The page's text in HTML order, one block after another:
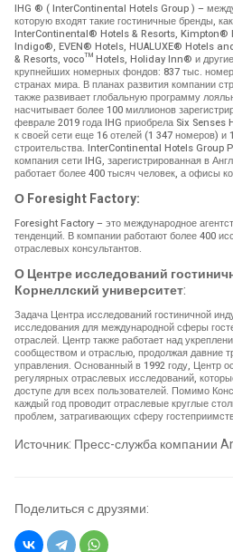
IHG ® ( InterContinental Hotels Group ) –
которую входят такие гостиничные бренды,
InterContinental® Hotels & Resorts, Kimpton®
Indigo®, EVEN® Hotels, HUALUXE® Hotels
& Resorts, voco™ Hotels, Holiday Inn® и
крупнейших номерных фондов: 837 тыс.
странах мира. В планах развития компании
также развивает глобальную программу
насчитывает более 100 миллионов
феврале 2019 года IHG приобрела Six Senses
к своей сети еще 16 отелей (1 347 номеров) и
строительства. InterContinental Hotels Group
компания сети IHG, зарегистрированная в
работает более 400 тысяч человек, а офисы
О Foresight Factory:
Foresight Factory – это международное
тенденций. В компании работают более 400
отраслевых консультантов.
О Центре исследований
Корнеллский университет:
Задача Центра исследований гостиничной
исследования для международной сферы
отраслей. Центр также работает над
сообществом и отраслью, продолжая давние
управления. Основанный в 1992 году, Центр
регулярных отраслевых исследований,
доступе для всех пользователей. Помимо
каждый год проводит отраслевые круглые
проблем, затрагивающих сферу
Источник: Пресс-служба компании
Поделиться с друзями: